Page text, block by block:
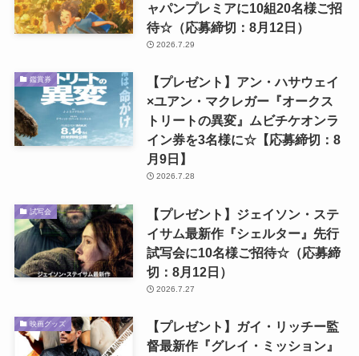
ャパンプレミアに10組20名様ご招
待☆（応募締切：8月12日）
2026.7.29
鑑賞券
【プレゼント】アン・ハサウェイ
×ユアン・マクレガー『オークス
トリートの異変』ムビチケオンラ
イン券を3名様に☆【応募締切：8
月9日】
2026.7.28
試写会
【プレゼント】ジェイソン・ステ
イサム最新作『シェルター』先行
試写会に10名様ご招待☆（応募締
切：8月12日）
2026.7.27
映画グッズ
【プレゼント】ガイ・リッチー監
督最新作『グレイ・ミッション』